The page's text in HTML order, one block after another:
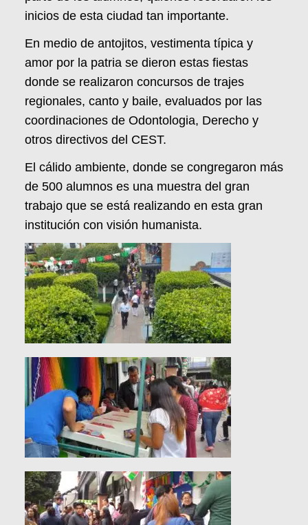
inicios de esta ciudad tan importante.
En medio de antojitos, vestimenta típica y
amor por la patria se dieron estas fiestas
donde se realizaron concursos de trajes
regionales, canto y baile, evaluados por las
coordinaciones de Odontologia, Derecho y
otros directivos del CEST.
El cálido ambiente, donde se congregaron más
de 500 alumnos es una muestra del gran
trabajo que se está realizando en esta gran
institución con visión humanista.